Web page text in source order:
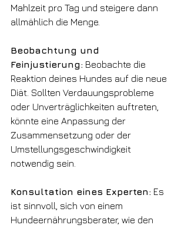
Mahlzeit pro Tag und steigere dann
allmählich die Menge.
Beobachtung und
Feinjustierung: Beobachte die
Reaktion deines Hundes auf die neue
Diät. Sollten Verdauungsprobleme
oder Unverträglichkeiten auftreten,
könnte eine Anpassung der
Zusammensetzung oder der
Umstellungsgeschwindigkeit
notwendig sein.
Konsultation eines Experten: Es
ist sinnvoll, sich von einem
Hundeernährungsberater, wie den